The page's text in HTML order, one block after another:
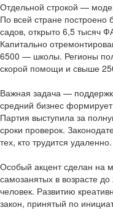
Отдельной строкой —
По всей стране построено
садов, открыто 6,5 тысяч
Капитально
6500 — школы. Регионы
скорой помощи и свыше
Важная задача —
средний бизнес
Партия выступила за
сроки проверок.
тех, кто трудится удаленно.
Особый акцент сделан на
самозанятых в возрасте
человек. Развитию
закон, принятый по